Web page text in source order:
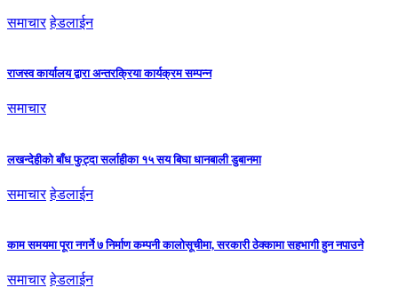
समाचार हेडलाईन
राजस्व कार्यालय द्वारा अन्तरक्रिया कार्यक्रम सम्पन्न
समाचार
लखन्देहीको बाँध फुट्दा सर्लाहीका १५ सय बिघा धानबाली डुबानमा
समाचार हेडलाईन
काम समयमा पूरा नगर्ने ७ निर्माण कम्पनी कालोसूचीमा, सरकारी ठेक्कामा सहभागी हुन नपाउने
समाचार हेडलाईन